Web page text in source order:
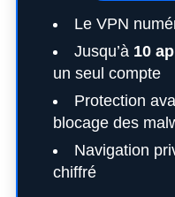
Le VPN
Jusqu’à 10
un seul compte
Protection
blocage des
Navigation
chiffré